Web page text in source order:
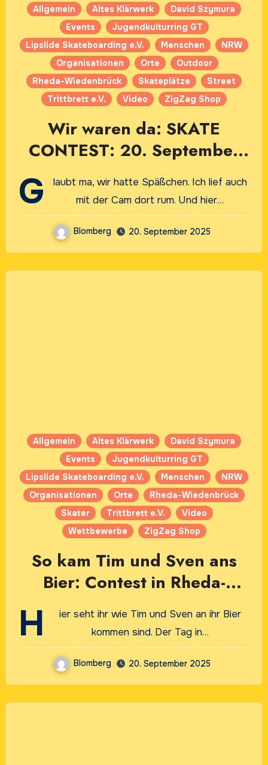
Allgemein Altes Klärwerk
David Szymura
Events
Jugendkulturring GT
Lipslide Skateboarding e.V.
Menschen
NRW
Organisationen
Orte
Outdoor
Rheda-Wiedenbrück
Skateplätze
Street
Trittbrett e.V.
Video ZigZag Shop
Wir waren da: SKATE
CONTEST: 20. September
2025 „Altes Klärwerk“
Rheda-Wiedenbrück
G
laubt ma, wir hatte Späßchen. Ich lief auch
mit der Cam dort rum. Und hier…
Blomberg 20. September 2025
Allgemein Altes Klärwerk
David Szymura
Events
Jugendkulturring GT
Lipslide Skateboarding e.V.
Menschen
NRW
Organisationen
Orte
Rheda-Wiedenbrück
Skater
Trittbrett e.V.
Video
Wettbewerbe
ZigZag Shop
So kam Tim und Sven ans
Bier: Contest in Rheda-
Wiedenbrück am 20.
September 2025
H
ier seht ihr wie Tim und Sven an ihr Bier
kommen sind. Der Tag in…
Blomberg 20. September 2025